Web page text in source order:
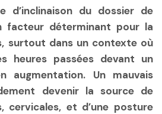
d’inclinaison du dossier de
facteur déterminant pour la
surtout dans un contexte où
heures passées devant un
augmentation. Un mauvais
devenir la source de
cervicales, et d’une posture